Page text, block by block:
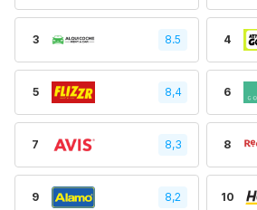
3 8.5 4
5 8,4 6
7 8,3 8
9 8,2 10